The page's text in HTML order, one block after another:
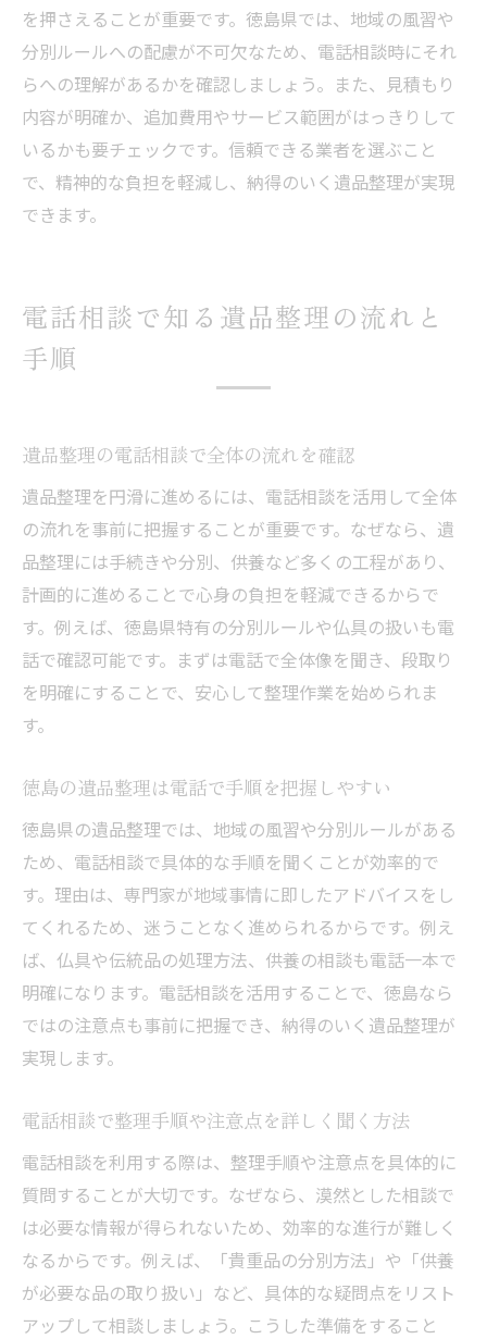
を押さえることが重要です。徳島県では、地域の風習や
分別ルールへの配慮が不可欠なため、電話相談時にそれ
らへの理解があるかを確認しましょう。また、見積もり
内容が明確か、追加費用やサービス範囲がはっきりして
いるかも要チェックです。信頼できる業者を選ぶこと
で、精神的な負担を軽減し、納得のいく遺品整理が実現
できます。
電話相談で知る遺品整理の流れと
手順
遺品整理の電話相談で全体の流れを確認
遺品整理を円滑に進めるには、電話相談を活用して全体
の流れを事前に把握することが重要です。なぜなら、遺
品整理には手続きや分別、供養など多くの工程があり、
計画的に進めることで心身の負担を軽減できるからで
す。例えば、徳島県特有の分別ルールや仏具の扱いも電
話で確認可能です。まずは電話で全体像を聞き、段取り
を明確にすることで、安心して整理作業を始められま
す。
徳島の遺品整理は電話で手順を把握しやすい
徳島県の遺品整理では、地域の風習や分別ルールがある
ため、電話相談で具体的な手順を聞くことが効率的で
す。理由は、専門家が地域事情に即したアドバイスをし
てくれるため、迷うことなく進められるからです。例え
ば、仏具や伝統品の処理方法、供養の相談も電話一本で
明確になります。電話相談を活用することで、徳島なら
ではの注意点も事前に把握でき、納得のいく遺品整理が
実現します。
電話相談で整理手順や注意点を詳しく聞く方法
電話相談を利用する際は、整理手順や注意点を具体的に
質問することが大切です。なぜなら、漠然とした相談で
は必要な情報が得られないため、効率的な進行が難しく
なるからです。例えば、「貴重品の分別方法」や「供養
が必要な品の取り扱い」など、具体的な疑問点をリスト
アップして相談しましょう。こうした準備をすること